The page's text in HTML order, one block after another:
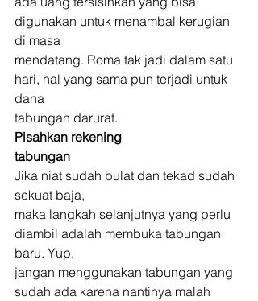
digunakan untuk menambal kerugian
di masa
mendatang. Roma tak jadi dalam satu
hari, hal yang sama pun terjadi untuk
dana
tabungan darurat.
Pisahkan rekening
tabungan
Jika niat sudah bulat dan tekad sudah
sekuat baja,
maka langkah selanjutnya yang perlu
diambil adalah membuka tabungan
baru. Yup,
jangan menggunakan tabungan yang
sudah ada karena nantinya malah